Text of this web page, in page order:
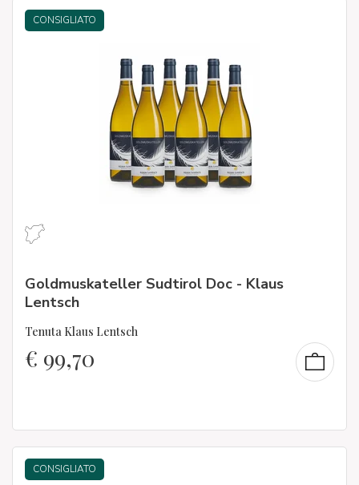
CONSIGLIATO
Goldmuskateller Sudtirol Doc - Klaus
Lentsch
Tenuta Klaus Lentsch
€ 99,70
CONSIGLIATO